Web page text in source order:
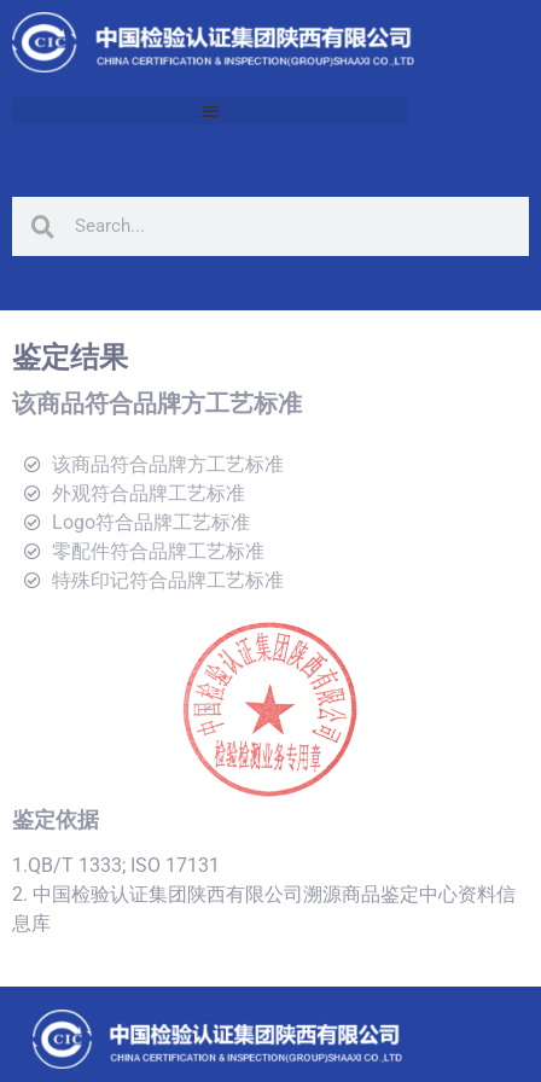
鉴定结果
该商品符合品牌方工艺标准
该商品符合品牌方工艺标准
外观符合品牌工艺标准
Logo符合品牌工艺标准
零配件符合品牌工艺标准
特殊印记符合品牌工艺标准
鉴定依据
1.QB/T 1333; ISO 17131
2. 中国检验认证集团陕西有限公司溯源商品鉴定中心资料信
息库